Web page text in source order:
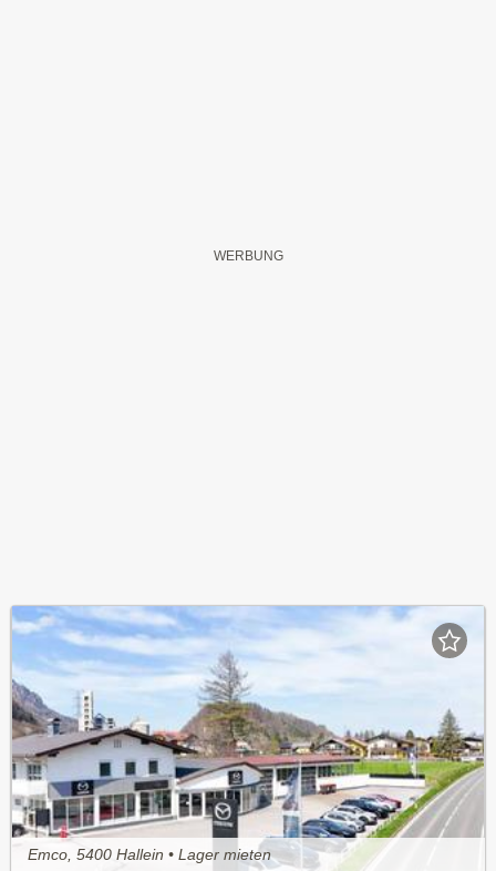
Emco, 5400 Hallein • Lager mieten